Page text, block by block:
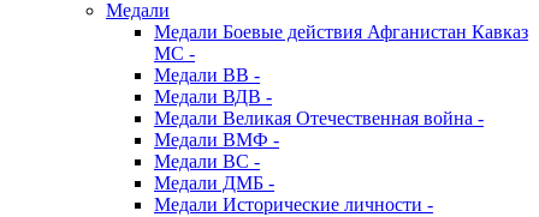
Медали
Медали Боевые действия Афганистан Кавказ
МС -
Медали ВВ -
Медали ВДВ -
Медали Великая Отечественная война -
Медали ВМФ -
Медали ВС -
Медали ДМБ -
Медали Исторические личности -